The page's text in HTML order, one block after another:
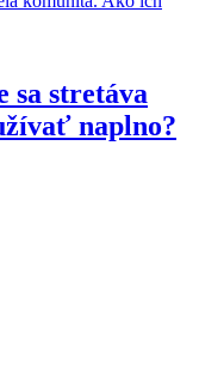
sa stretáva
naplno?